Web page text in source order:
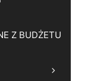
Z BUDŻETU